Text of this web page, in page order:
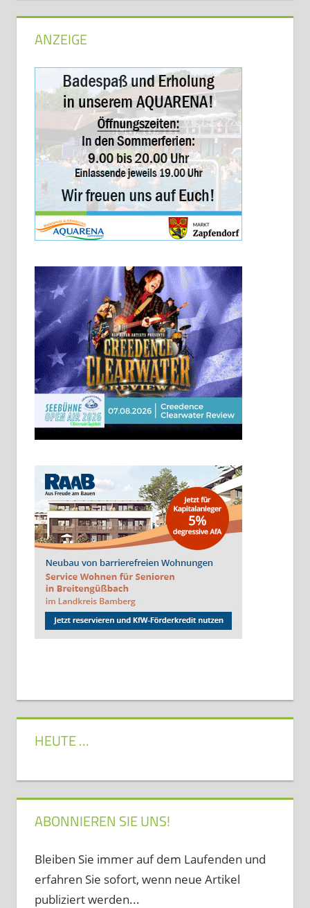
ANZEIGE
HEUTE …
ABONNIEREN SIE UNS!
Bleiben Sie immer auf dem Laufenden und
erfahren Sie sofort, wenn neue Artikel
publiziert werden...